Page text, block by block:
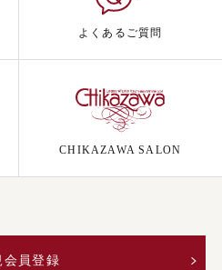
よくあるご質問
CHIKAZAWA SALON
会員登録